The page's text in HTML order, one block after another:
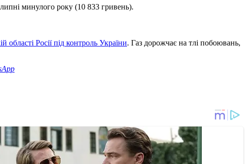
минулого року (10 833 гривень).
області Росії під контроль України. Газ дорожчає на тлі побоювань,